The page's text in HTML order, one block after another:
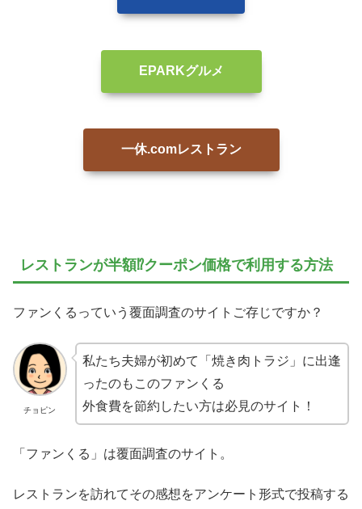
EPARKグルメ
一休.comレストラン
レストランが半額⁉クーポン価格で利用する方法
ファンくるっていう覆面調査のサイトご存じですか？
チョピン
私たち夫婦が初めて「焼き肉トラジ」に出逢
ったのもこのファンくる
外食費を節約したい方は必見のサイト！
「ファンくる」は覆面調査のサイト。
レストランを訪れてその感想をアンケート形式で投稿する